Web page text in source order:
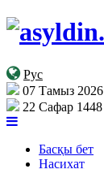
Рус
07 Тамыз 2026
22 Сафар 1448
Басқы бет
Насихат